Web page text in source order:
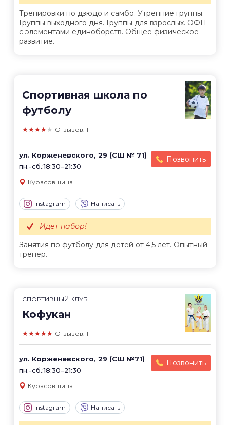
Тренировки по дзюдо и самбо. Утренние группы.
Группы выходного дня. Группы для взрослых. ОФП
с элементами единоборств. Общее физическое
развитие.
Спортивная школа по
футболу
★★★★★ Отзывов: 1
ул. Корженевского, 29 (СШ № 71)
пн.-сб.:18:30–21:30
Позвонить
Курасовщина
Instagram Написать
Занятия по футболу для детей от 4,5 лет. Опытный
тренер.
Идет набор!
СПОРТИВНЫЙ КЛУБ
Кофукан
★★★★★ Отзывов: 1
ул. Корженевского, 29 (СШ №71)
пн.-сб.:18:30–21:30
Позвонить
Курасовщина
Instagram Написать